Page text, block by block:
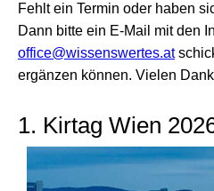
Fehlt ein Termin oder haben
Dann bitte ein E-Mail mit den
office@wissenswertes.at
ergänzen können. Vielen
1. Kirtag Wien